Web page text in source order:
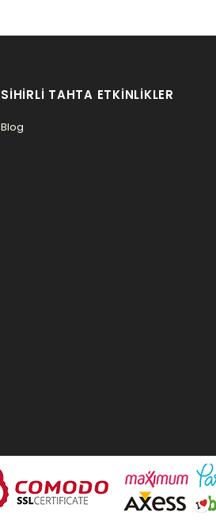
SIHIRLI TAHTA ETKINLIKLER
Blog